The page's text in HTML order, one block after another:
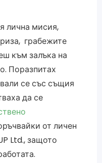
лична мисия,
грабежите
към залъка на
Поразпитах
се със същия
да се
от личен
Ltd., защото